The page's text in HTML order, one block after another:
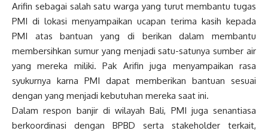
Arifin sebagai salah satu warga yang turut membantu tugas
PMI di lokasi menyampaikan ucapan terima kasih kepada
PMI atas bantuan yang di berikan dalam membantu
membersihkan sumur yang menjadi satu-satunya sumber air
yang mereka miliki. Pak Arifin juga menyampaikan rasa
syukurnya karna PMI dapat memberikan bantuan sesuai
dengan yang menjadi kebutuhan mereka saat ini.
Dalam respon banjir di wilayah Bali, PMI juga senantiasa
berkoordinasi dengan BPBD serta stakeholder terkait,